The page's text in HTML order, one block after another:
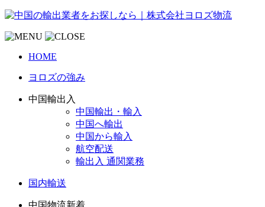
HOME
ヨロズの強み
中国輸出入
中国輸出・輸入
中国へ輸出
中国から輸入
航空配送
輸出入 通関業務
国内輸送
中国物流新着